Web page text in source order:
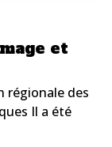
et
régionale des
Il a été